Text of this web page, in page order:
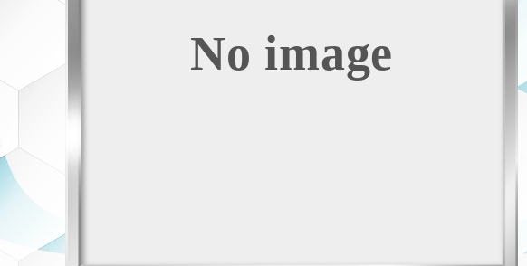
No image